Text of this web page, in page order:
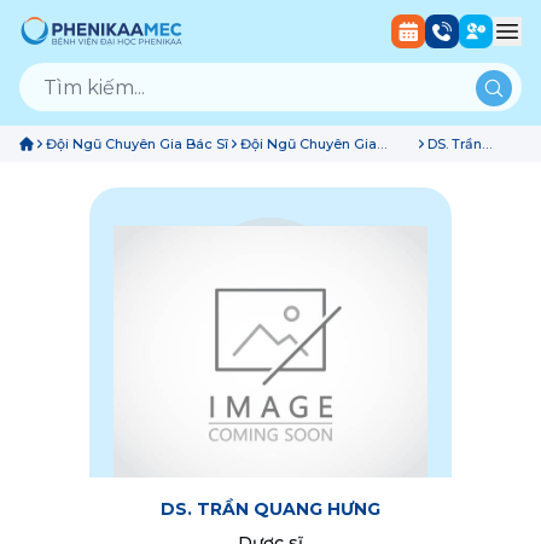
Đội Ngũ Chuyên Gia Bác Sĩ
Đội Ngũ Chuyên Gia
DS. Trần
DS. TRẦN QUANG HƯNG